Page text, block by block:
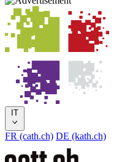
IT
FR (cath.ch) DE (kath.ch)